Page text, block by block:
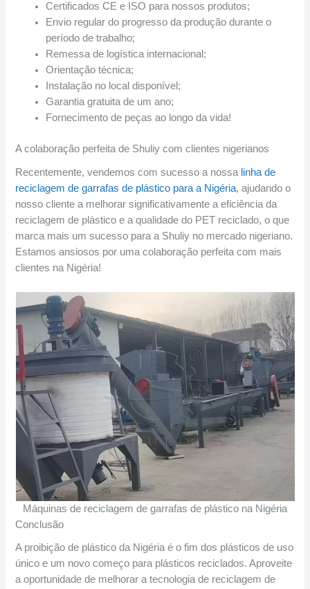
Certificados CE e ISO para nossos produtos;
Envio regular do progresso da produção durante o
período de trabalho;
Remessa de logística internacional;
Orientação técnica;
Instalação no local disponível;
Garantia gratuita de um ano;
Fornecimento de peças ao longo da vida!
A colaboração perfeita de Shuliy com clientes nigerianos
Recentemente, vendemos com sucesso a nossa linha de
reciclagem de garrafas de plástico para a Nigéria, ajudando o
nosso cliente a melhorar significativamente a eficiência da
reciclagem de plástico e a qualidade do PET reciclado, o que
marca mais um sucesso para a Shuliy no mercado nigeriano.
Estamos ansiosos por uma colaboração perfeita com mais
clientes na Nigéria!
Máquinas de reciclagem de garrafas de plástico na Nigéria
Conclusão
A proibição de plástico da Nigéria é o fim dos plásticos de uso
único e um novo começo para plásticos reciclados. Aproveite
a oportunidade de melhorar a tecnologia de reciclagem de